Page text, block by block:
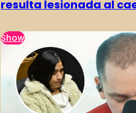
resulta lesionada al
Show